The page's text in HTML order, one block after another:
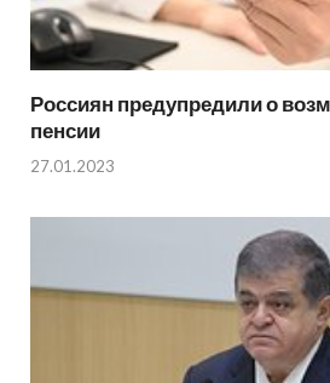
Россиян предупредили о
пенсии
27.01.2023